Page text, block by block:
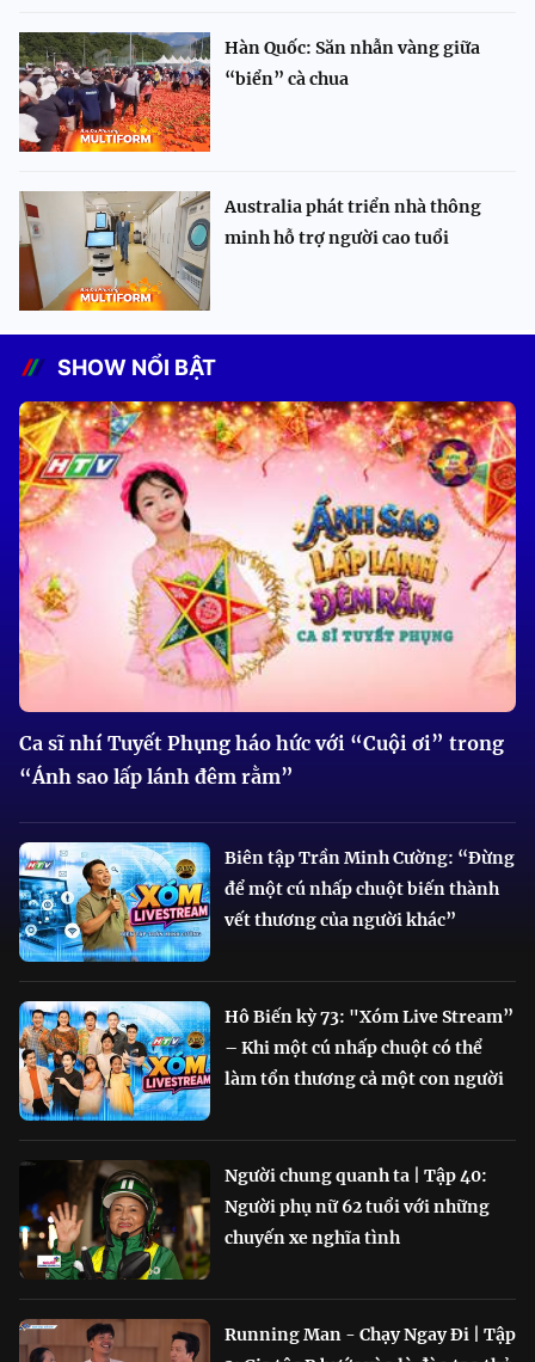
Hàn Quốc: Săn nhẫn vàng giữa
“biển” cà chua
Australia phát triển nhà thông
minh hỗ trợ người cao tuổi
SHOW NỔI BẬT
Ca sĩ nhí Tuyết Phụng háo hức với “Cuội ơi” trong
“Ánh sao lấp lánh đêm rằm”
Biên tập Trần Minh Cường: “Đừng
để một cú nhấp chuột biến thành
vết thương của người khác”
Hô Biến kỳ 73: "Xóm Live Stream”
– Khi một cú nhấp chuột có thể
làm tổn thương cả một con người
Người chung quanh ta | Tập 40:
Người phụ nữ 62 tuổi với những
chuyến xe nghĩa tình
Running Man - Chạy Ngay Đi | Tập